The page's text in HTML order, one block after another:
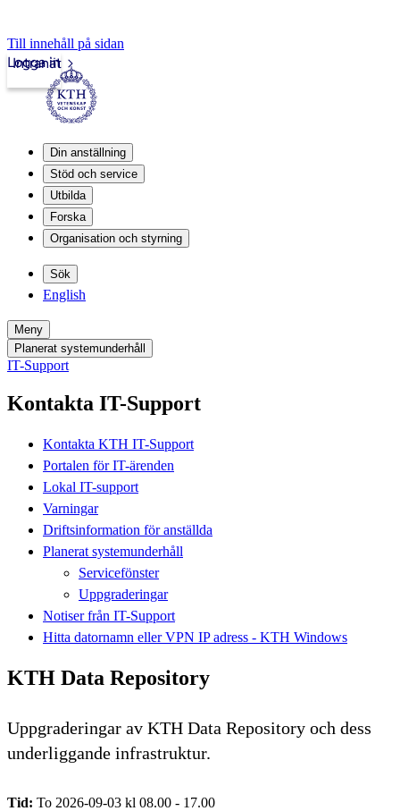
Till innehåll på sidan
Intranät
Logga in
Din anställning
Stöd och service
Utbilda
Forska
Organisation och styrning
Sök
English
Meny
Planerat systemunderhåll
IT-Support
Kontakta IT-Support
Kontakta KTH IT-Support
Portalen för IT-ärenden
Lokal IT-support
Varningar
Driftsinformation för anställda
Planerat systemunderhåll
Servicefönster
Uppgraderingar
Notiser från IT-Support
Hitta datornamn eller VPN IP adress - KTH Windows
KTH Data Repository
Uppgraderingar av KTH Data Repository och dess
underliggande infrastruktur.
Tid: To 2026-09-03 kl 08.00 - 17.00